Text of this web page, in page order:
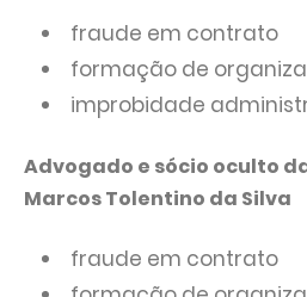
fraude em contrato
formação de
improbidade
Advogado e sócio oculto
Marcos Tolentino da Silva
fraude em contrato